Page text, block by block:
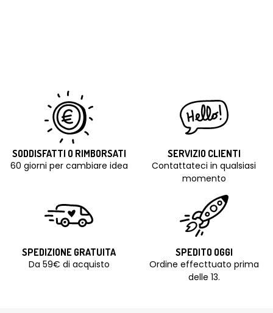
SODDISFATTI O RIMBORSATI
60 giorni per cambiare idea
SERVIZIO CLIENTI
Contattateci in qualsiasi
momento
SPEDIZIONE GRATUITA
Da 59€ di acquisto
SPEDITO OGGI
Ordine effecttuato prima
delle 13.